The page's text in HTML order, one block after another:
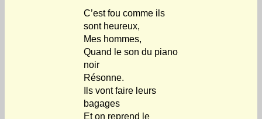
C’est fou comme ils
sont heureux,
Mes hommes,
Quand le son du piano
noir
Résonne.
Ils vont faire leurs
bagages
Et on reprend le